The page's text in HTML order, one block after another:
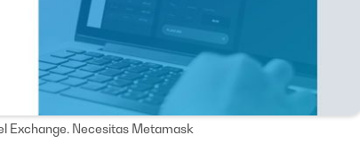
Exchange. Necesitas Metamask